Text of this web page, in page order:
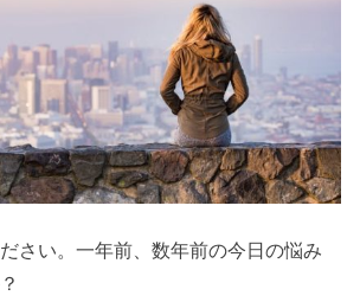
さい。一年前、数年前の今日の悩み